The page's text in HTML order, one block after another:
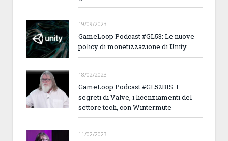
19/09/2023
GameLoop Podcast #GL53: Le nuove
policy di monetizzazione di Unity
18/02/2023
GameLoop Podcast #GL52BIS: I
segreti di Valve, i licenziamenti del
settore tech, con Wintermute
11/02/2023